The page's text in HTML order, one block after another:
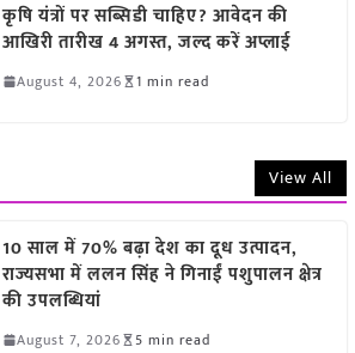
कृषि यंत्रों पर सब्सिडी चाहिए? आवेदन की
आखिरी तारीख 4 अगस्त, जल्द करें अप्लाई
August 4, 2026 1 min read
View All
10 साल में 70% बढ़ा देश का दूध उत्पादन,
राज्यसभा में ललन सिंह ने गिनाईं पशुपालन क्षेत्र
की उपलब्धियां
August 7, 2026 5 min read